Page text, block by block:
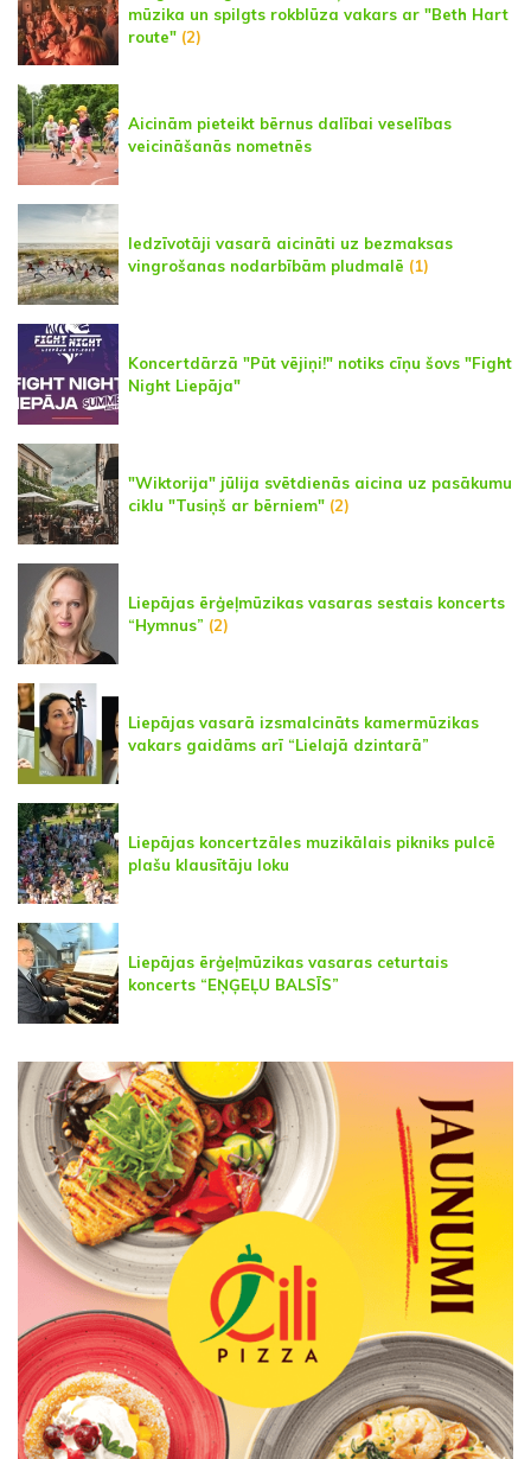
mūzika un spilgts rokblūza vakars ar "Beth Hart
route" (2)
Aicinām pieteikt bērnus dalībai veselības
veicināšanās nometnēs
Iedzīvotāji vasarā aicināti uz bezmaksas
vingrošanas nodarbībām pludmalē (1)
Koncertdārzā "Pūt vējiņi!" notiks cīņu šovs "Fight
Night Liepāja"
"Wiktorija" jūlija svētdienās aicina uz pasākumu
ciklu "Tusiņš ar bērniem" (2)
Liepājas ērģeļmūzikas vasaras sestais koncerts
“Hymnus” (2)
Liepājas vasarā izsmalcināts kamermūzikas
vakars gaidāms arī “Lielajā dzintarā”
Liepājas koncertzāles muzikālais pikniks pulcē
plašu klausītāju loku
Liepājas ērģeļmūzikas vasaras ceturtais
koncerts “EŅĢEĻU BALSĪS”